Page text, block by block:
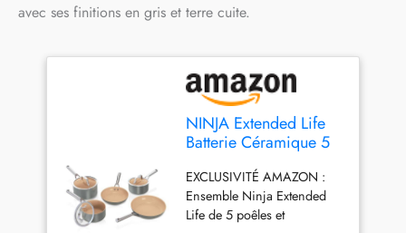
avec ses finitions en gris et terre cuite.
NINJA Extended Life
Batterie Céramique 5
CW95000EUUKDB
EXCLUSIVITÉ AMAZON :
Ensemble Ninja Extended
Life de 5 poêles et